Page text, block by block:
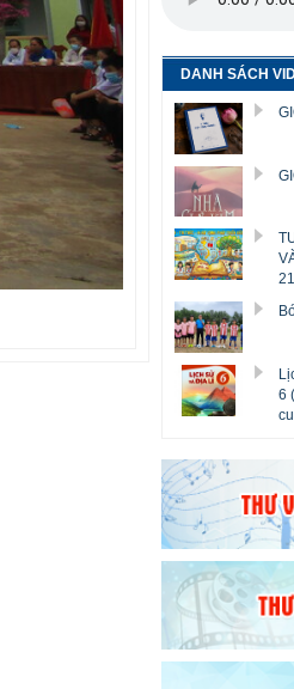
DANH SÁCH
6